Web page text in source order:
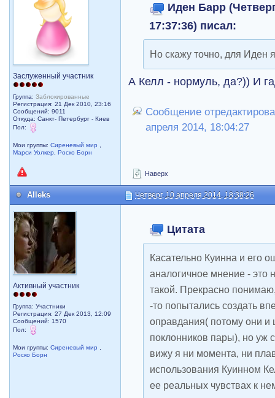
Заслуженный участник
Группа:Заблокированные
Регистрация: 21 Дек 2010, 23:16
Сообщений: 9011
Откуда: Санкт- Петербург - Киев
Пол:
Мои группы:Сиреневый мир ,
Марси Уолкер,Роско Борн
Иден Барр
17:37:36) писал:
Но скажу точно, для Иден
А Келл - нормуль, да?)) И
Сообщение
апреля 2014, 18:04:27
Наверх
Alleks Четверг, 10 апреля 2014, 18:38:26
Активный участник
Группа: Участники
Регистрация: 27 Дек 2013, 12:09
Сообщений: 1570
Пол:
Мои группы:Сиреневый мир ,
Роско Борн
Цитата
Касательно Куинна и его
аналогичное мнение - это
такой. Прекрасно
-то попытались создать
оправдания( потому они и
поклонников пары), но уж
вижу я ни момента, ни
использования Куинном
ее реальных чувствах к